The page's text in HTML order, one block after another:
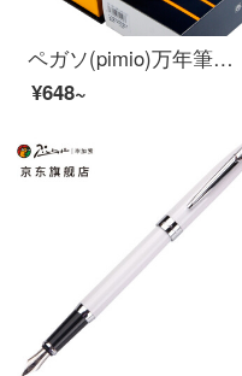
ペガソ(pimio)万年筆ギフトボックスインキセット男性女性のサイン入り万年筆0.38 mmペン先605 ciホワイト
¥648~